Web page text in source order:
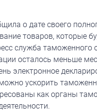
о дате своего
товаров, которые
служба таможенного
осталось меньше
электронное
ускорить
как органы